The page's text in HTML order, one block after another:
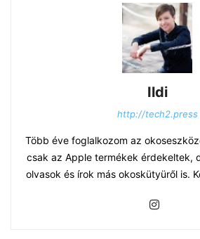
Ildi
http://tech2.press
Több éve foglalkozom az
csak az Apple termékek érdekeltek,
olvasok és írok más okoskütyüről is.